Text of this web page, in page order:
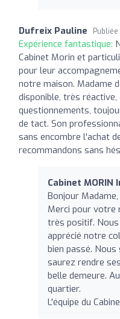
Dufreix Pauline
Expérience fantastique:
Cabinet Morin et
pour leur
notre maison. Madame
disponible, très
questionnements,
de tact. Son
sans encombre l'achat
recommandons sans
Cabinet MORIN
Bonjour Madame,
Merci pour
très positif.
apprécié notre
bien passé.
saurez rendre
belle demeure.
quartier.
L'équipe du